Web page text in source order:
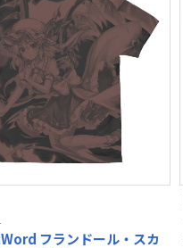
フランドール・スカ